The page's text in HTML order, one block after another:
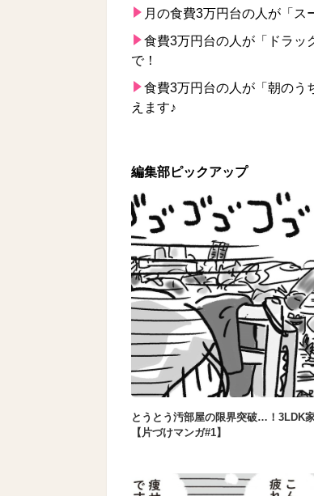
月の食費3万円台の人が「ス
食費3万円台の人が「ドラッ
で！
食費3万円台の人が「朝のう
えます♪
編集部ピックアップ
とうとう汚部屋の限界突破…！3LDK
【片づけマンガ#1】